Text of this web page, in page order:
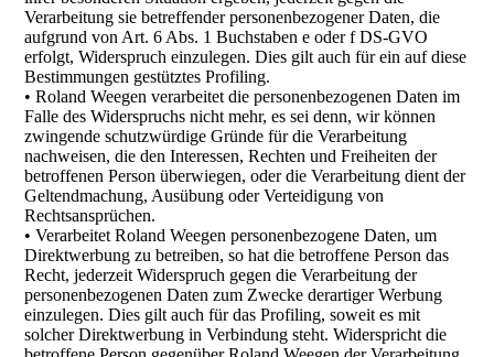
Verarbeitung sie betreffender personenbezogener Daten, die
aufgrund von Art. 6 Abs. 1 Buchstaben e oder f DS-GVO
erfolgt, Widerspruch einzulegen. Dies gilt auch für ein auf diese
Bestimmungen gestütztes Profiling.
• Roland Weegen verarbeitet die personenbezogenen Daten im
Falle des Widerspruchs nicht mehr, es sei denn, wir können
zwingende schutzwürdige Gründe für die Verarbeitung
nachweisen, die den Interessen, Rechten und Freiheiten der
betroffenen Person überwiegen, oder die Verarbeitung dient der
Geltendmachung, Ausübung oder Verteidigung von
Rechtsansprüchen.
• Verarbeitet Roland Weegen personenbezogene Daten, um
Direktwerbung zu betreiben, so hat die betroffene Person das
Recht, jederzeit Widerspruch gegen die Verarbeitung der
personenbezogenen Daten zum Zwecke derartiger Werbung
einzulegen. Dies gilt auch für das Profiling, soweit es mit
solcher Direktwerbung in Verbindung steht. Widerspricht die